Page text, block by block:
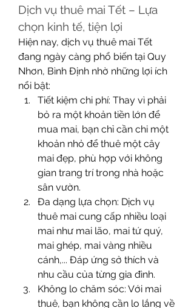
Dịch vụ thuê mai Tết – Lựa
chọn kinh tế, tiện lợi
Hiện nay, dịch vụ thuê mai Tết
đang ngày càng phổ biến tại Quy
Nhơn, Bình Định nhờ những lợi ích
nổi bật:
Tiết kiệm chi phí: Thay vì phải
bỏ ra một khoản tiền lớn để
mua mai, bạn chỉ cần chi một
khoản nhỏ để thuê một cây
mai đẹp, phù hợp với không
gian trang trí trong nhà hoặc
sân vườn.
Đa dạng lựa chọn: Dịch vụ
thuê mai cung cấp nhiều loại
mai như mai lão, mai tứ quý,
mai ghép, mai vàng nhiều
cánh,... Đáp ứng sở thích và
nhu cầu của từng gia đình.
Không lo chăm sóc: Với mai
thuê, bạn không cần lo lắng về